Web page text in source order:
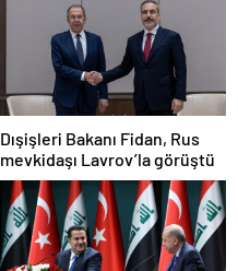
Dışişleri Bakanı Fidan, Rus
mevkidaşı Lavrov’la görüştü